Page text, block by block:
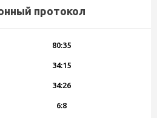
протокол
80:35
34:15
34:26
6:8